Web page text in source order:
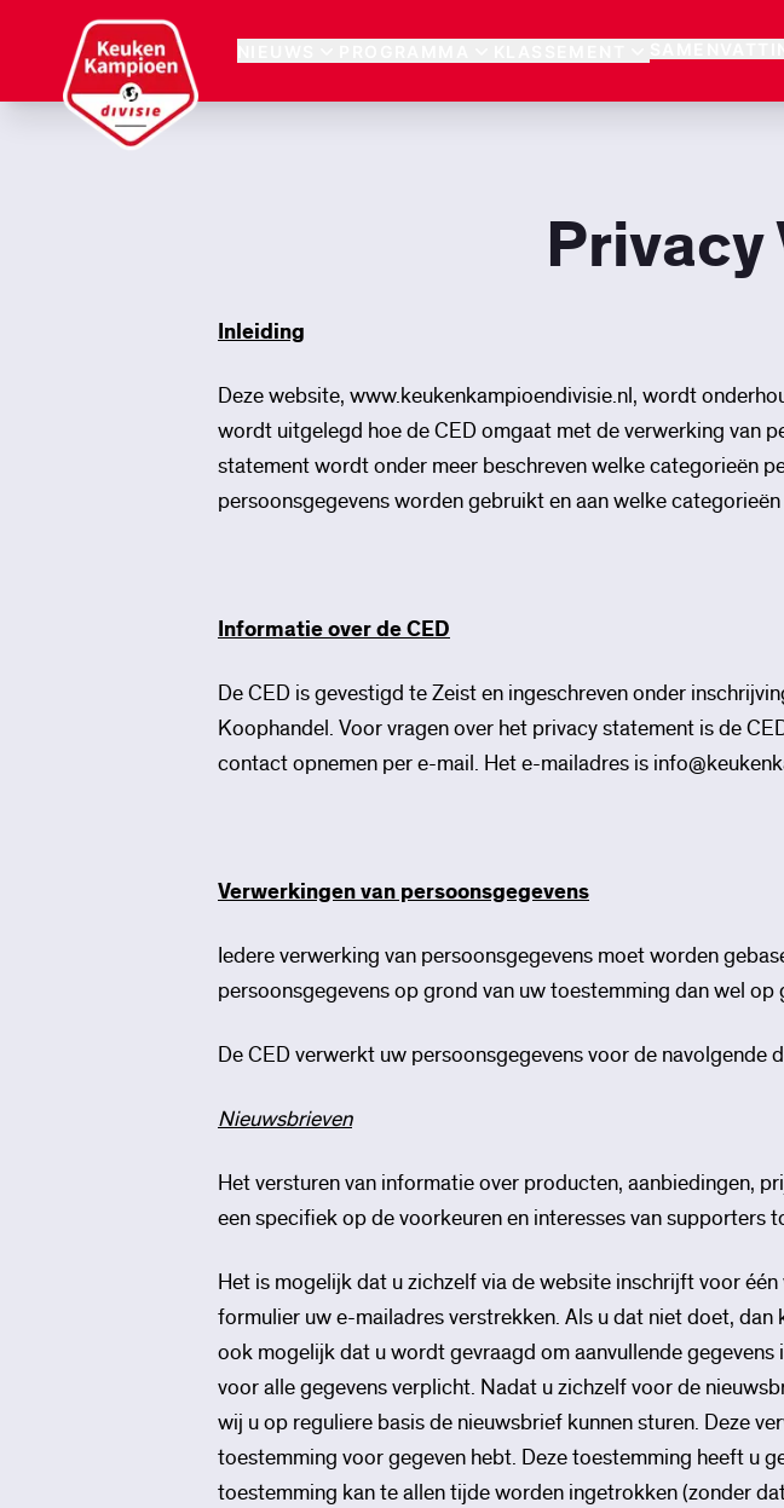
Keuken Kampioen Divisie
Inleiding
Deze website, www.keukenkampioendivisie.nl, wordt
wordt uitgelegd hoe de CED omgaat met de verwerking van
statement wordt onder meer beschreven welke categorieën
persoonsgegevens worden gebruikt en aan welke
Informatie over de CED
De CED is gevestigd te Zeist en ingeschreven onder
Koophandel. Voor vragen over het privacy statement is de
contact opnemen per e-mail. Het e-mailadres is
Verwerkingen van persoonsgegevens
Iedere verwerking van persoonsgegevens moet worden
persoonsgegevens op grond van uw toestemming dan wel
De CED verwerkt uw persoonsgegevens voor de navolgende
Nieuwsbrieven
Het versturen van informatie over producten, aanbiedingen,
een specifiek op de voorkeuren en interesses van supporters
Het is mogelijk dat u zichzelf via de website inschrijft voor
formulier uw e-mailadres verstrekken. Als u dat niet doet,
ook mogelijk dat u wordt gevraagd om aanvullende
voor alle gegevens verplicht. Nadat u zichzelf voor de
wij u op reguliere basis de nieuwsbrief kunnen sturen. Deze
toestemming voor gegeven hebt. Deze toestemming heeft u
toestemming kan te allen tijde worden ingetrokken (zonder